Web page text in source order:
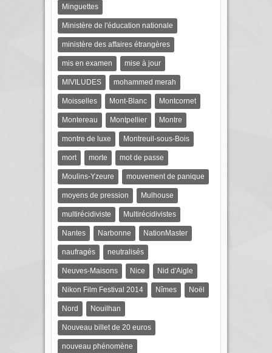
Minguettes
Ministère de l'éducation nationale
ministère des affaires étrangères
mis en examen mise à jour
MIVILUDES mohammed merah
Moisselles Mont-Blanc Montcornet
Montereau Montpellier Montre
montre de luxe Montreuil-sous-Bois
mort morte mot de passe
Moulins-Yzeure mouvement de panique
moyens de pression Mulhouse
multirécidiviste Multirécidivistes
Nantes Narbonne NationMaster
naufragés neutralisés
Neuves-Maisons Nice Nid d'Aigle
Nikon Film Festival 2014 Nîmes Noël
Nord Nouilhan
Nouveau billet de 20 euros
nouveau phénomène